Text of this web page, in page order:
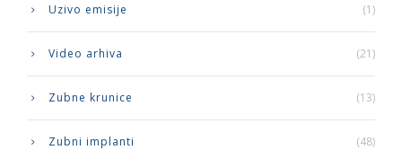
Uzivo emisije (1)
Video arhiva (21)
Zubne krunice (13)
Zubni implanti (48)